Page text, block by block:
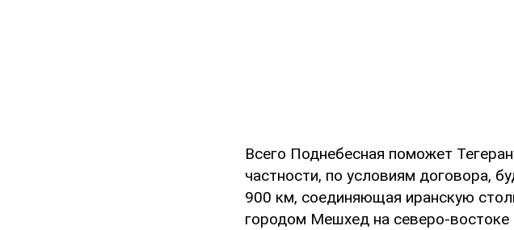
Всего Поднебесная поможет
частности, по условиям договора,
900 км, соединяющая иранскую
городом Мешхед на северо-